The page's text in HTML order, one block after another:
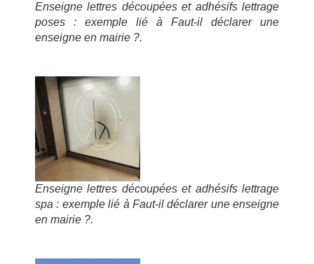
Enseigne lettres découpées et adhésifs lettrage
poses : exemple lié à Faut-il déclarer une
enseigne en mairie ?.
Enseigne lettres découpées et adhésifs lettrage
spa : exemple lié à Faut-il déclarer une enseigne
en mairie ?.